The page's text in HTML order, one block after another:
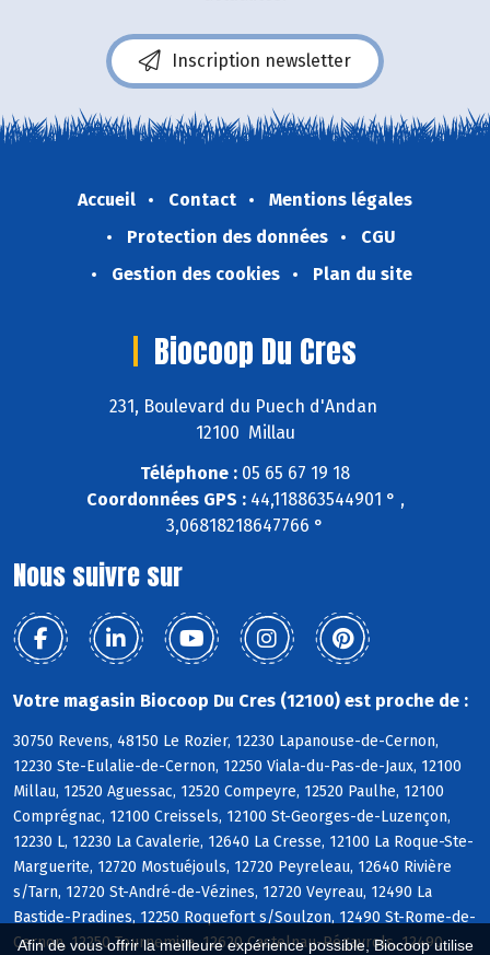
Afin de vous offrir la meilleure expérience possible, Biocoop utilise
Inscription newsletter
Accueil Contact
Mentions légales
Protection des données
CGU
Gestion des cookies
Plan du site
Biocoop Du Cres
231, Boulevard du Puech d'Andan
12100 Millau
Téléphone : 05 65 67 19 18
Coordonnées GPS :44,118863544901 ° ,
3,06818218647766 °
Nous suivre sur
Votre magasin Biocoop Du Cres (12100) est proche de :
30750 Revens, 48150 Le Rozier, 12230 Lapanouse-de-Cernon,
12230 Ste-Eulalie-de-Cernon, 12250 Viala-du-Pas-de-Jaux, 12100
Millau, 12520 Aguessac, 12520 Compeyre, 12520 Paulhe, 12100
Comprégnac, 12100 Creissels, 12100 St-Georges-de-Luzençon,
12230 L, 12230 La Cavalerie, 12640 La Cresse, 12100 La Roque-Ste-
Marguerite, 12720 Mostuéjouls, 12720 Peyreleau, 12640 Rivière
s/Tarn, 12720 St-André-de-Vézines, 12720 Veyreau, 12490 La
Bastide-Pradines, 12250 Roquefort s/Soulzon, 12490 St-Rome-de-
Cernon, 12250 Tournemire, 12620 Castelnau-Pégayrols, 12490